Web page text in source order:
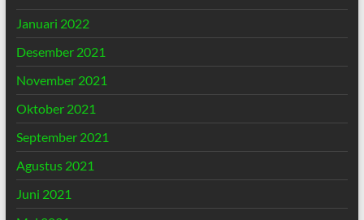
Januari 2022
Desember 2021
November 2021
Oktober 2021
September 2021
Agustus 2021
Juni 2021